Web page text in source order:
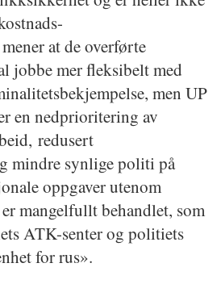
at de overførte
jobbe mer fleksibelt med
men UP
en nedprioritering av
redusert
mindre synlige politi på
oppgaver utenom
mangelfullt behandlet, som
ATK-senter og politiets
for rus».